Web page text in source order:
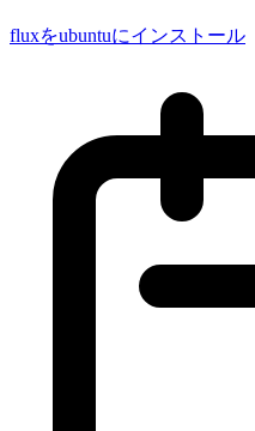
fluxをubuntuにインストール